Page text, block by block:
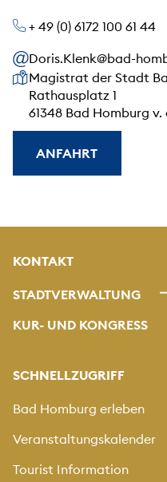
+ 49 (0) 6172 100 61 44
Doris.Klenk@bad-
Unsere Anschrift
Magistrat der Stadt
Rathausplatz 1
61348 Bad Homburg v.
ANFAHRT
KONTAKT
STADTVERWALTUNG
KUR- UND KONGRESS
SCHNELLZUGRIFF
Bad Homburg erleben
Veranstaltungskalender
Tourist Information